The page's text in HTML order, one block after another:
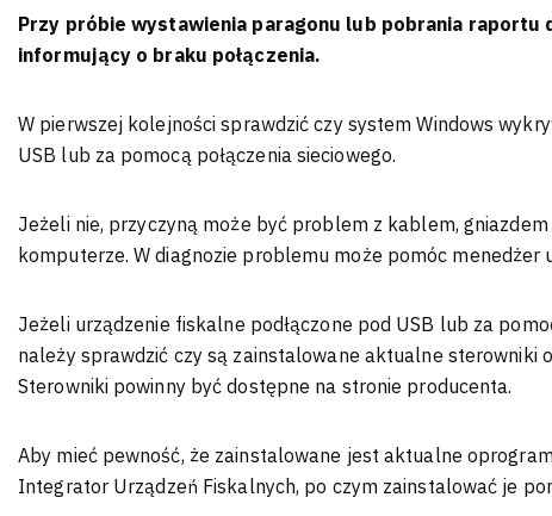
Przy próbie wystawienia paragonu lub pobrania raportu
informujący o braku połączenia.
W pierwszej kolejności sprawdzić czy system Windows
USB lub za pomocą połączenia sieciowego.
Jeżeli nie, przyczyną może być problem z kablem,
komputerze. W diagnozie problemu może pomóc menedżer
Jeżeli urządzenie fiskalne podłączone pod USB lub za
należy sprawdzić czy są zainstalowane aktualne sterowniki
Sterowniki powinny być dostępne na stronie producenta.
Aby mieć pewność, że zainstalowane jest aktualne
Integrator Urządzeń Fiskalnych, po czym zainstalować je